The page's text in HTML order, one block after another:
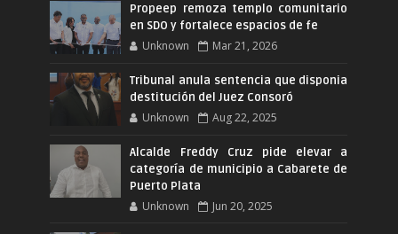
Propeep remoza templo comunitario
en SDO y fortalece espacios de fe
Unknown Mar 21, 2026
Tribunal anula sentencia que disponia
destitución del Juez Consoró
Unknown Aug 22, 2025
Alcalde Freddy Cruz pide elevar a
categoría de municipio a Cabarete de
Puerto Plata
Unknown Jun 20, 2025